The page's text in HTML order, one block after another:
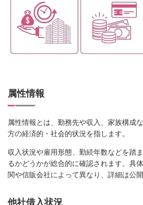
属性情報
属性情報とは、勤務先や収入、家族構成
方の経済的・社会的状況を指します。
収入状況や雇用形態、勤続年数などを踏
るかどうかが総合的に確認されます。具
関や信販会社によって異なり、詳細は公
他社借入状況